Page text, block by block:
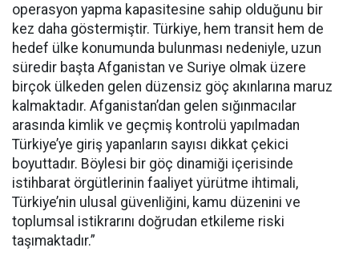
operasyon yapma kapasitesine sahip olduğunu bir
kez daha göstermiştir. Türkiye, hem transit hem de
hedef ülke konumunda bulunması nedeniyle, uzun
süredir başta Afganistan ve Suriye olmak üzere
birçok ülkeden gelen düzensiz göç akınlarına maruz
kalmaktadır. Afganistan’dan gelen sığınmacılar
arasında kimlik ve geçmiş kontrolü yapılmadan
Türkiye’ye giriş yapanların sayısı dikkat çekici
boyuttadır. Böylesi bir göç dinamiği içerisinde
istihbarat örgütlerinin faaliyet yürütme ihtimali,
Türkiye’nin ulusal güvenliğini, kamu düzenini ve
toplumsal istikrarını doğrudan etkileme riski
taşımaktadır.”